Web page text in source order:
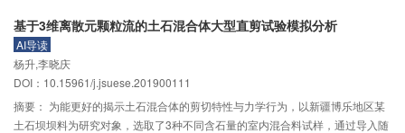
与被动混合隔震控制体系的仿真分析可知：主动混合隔震控制对隔震层位移的
减震率分别为39.41%、45.04%及55.54%；被动混合隔震控制对隔震层位移的
减震率分别为36.40%、44.30%及52.51%。被动混合隔震控制对于隔震层位移
的减震率能够达到主动混合隔震控制效果的90%以上，被动混合隔震控制对于
隔震层加速度响应的减震率能够达到主动混合隔震控制的60%以上，被动混合
控制也同样实现了减小隔震层地震响应的同时不增加上部结构的响应。依据主
基于3维离散元颗粒流的土石混合体大型直剪试验模拟分析
AI导读
杨升,李晓庆
DOI：10.15961/j.jsuese.201900111
摘要： 为能更好的揭示土石混合体的剪切特性与力学行为，以新疆博乐地区某
土石坝坝料为研究对象，选取了3种不同含石量的室内混合料试样，通过导入随